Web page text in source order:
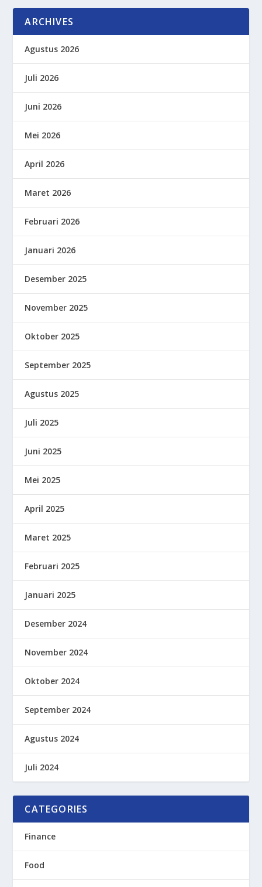
ARCHIVES
Agustus 2026
Juli 2026
Juni 2026
Mei 2026
April 2026
Maret 2026
Februari 2026
Januari 2026
Desember 2025
November 2025
Oktober 2025
September 2025
Agustus 2025
Juli 2025
Juni 2025
Mei 2025
April 2025
Maret 2025
Februari 2025
Januari 2025
Desember 2024
November 2024
Oktober 2024
September 2024
Agustus 2024
Juli 2024
CATEGORIES
Finance
Food